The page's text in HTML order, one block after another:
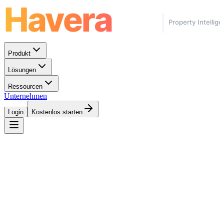
Produkt
Lösungen
Ressourcen
Unternehmen
Login Kostenlos starten